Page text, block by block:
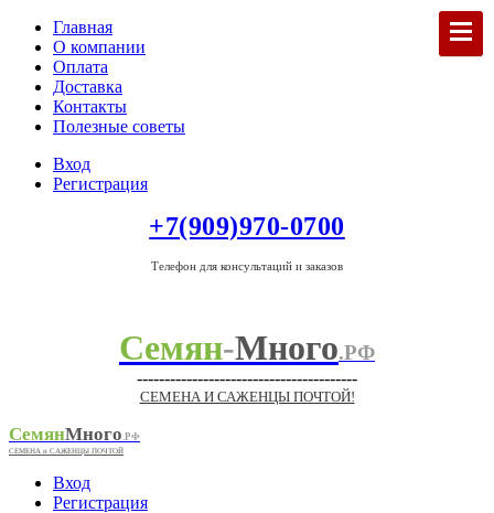
Главная
О компании
Оплата
Доставка
Контакты
Полезные советы
Вход
Регистрация
+7(909)970-0700
Телефон для консультаций и заказов
Семян-Много.РФ
----------------------------------------
СЕМЕНА И САЖЕНЦЫ ПОЧТОЙ!
СемянМного.РФ
СЕМЕНА и САЖЕНЦЫ ПОЧТОЙ
Вход
Регистрация